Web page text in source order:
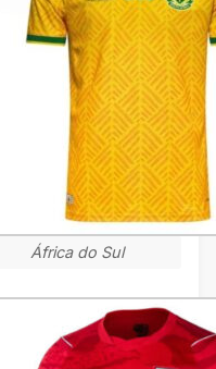
África do Sul